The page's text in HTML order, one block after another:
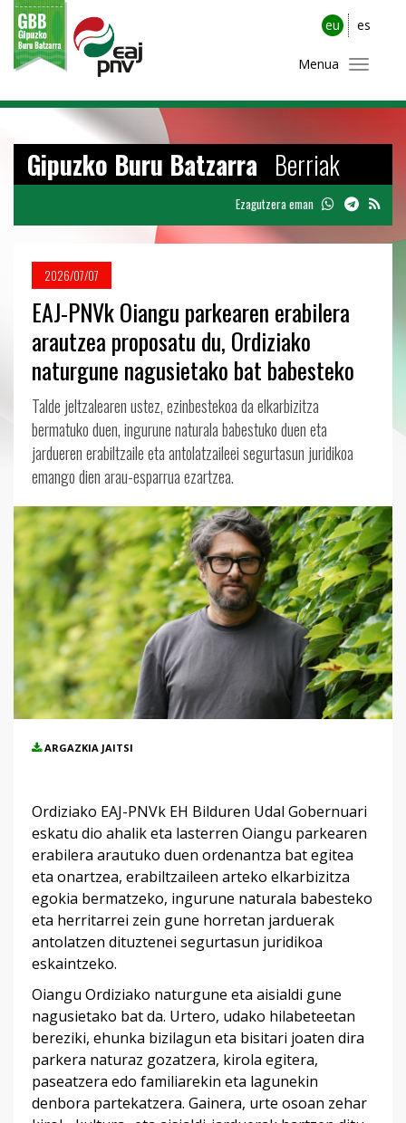
eu es
Menua
Gipuzko Buru Batzarra Berriak
Ezagutzera eman
2026/07/07
EAJ-PNVk Oiangu parkearen erabilera
arautzea proposatu du, Ordiziako
naturgune nagusietako bat babesteko
Talde jeltzalearen ustez, ezinbestekoa da elkarbizitza
bermatuko duen, ingurune naturala babestuko duen eta
jardueren erabiltzaile eta antolatzaileei segurtasun juridikoa
emango dien arau-esparrua ezartzea.
ARGAZKIA JAITSI
Ordiziako EAJ-PNVk EH Bilduren Udal Gobernuari
eskatu dio ahalik eta lasterren Oiangu parkearen
erabilera arautuko duen ordenantza bat egitea
eta onartzea, erabiltzaileen arteko elkarbizitza
egokia bermatzeko, ingurune naturala babesteko
eta herritarrei zein gune horretan jarduerak
antolatzen dituztenei segurtasun juridikoa
eskaintzeko.
Oiangu Ordiziako naturgune eta aisialdi gune
nagusietako bat da. Urtero, udako hilabeteetan
bereziki, ehunka bizilagun eta bisitari joaten dira
parkera naturaz gozatzera, kirola egitera,
paseatzera edo familiarekin eta lagunekin
denbora partekatzera. Gainera, urte osoan zehar